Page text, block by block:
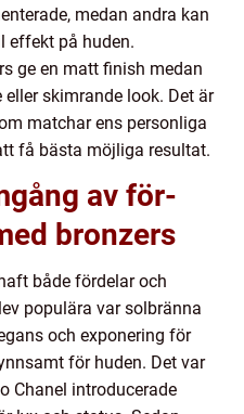
medan andra kan
effekt på huden.
ge en matt finish medan
skimrande look. Det är
matchar ens personliga
få bästa möjliga resultat.
av för-
bronzers
både fördelar och
populära var solbränna
och exponering för
för huden. Det var
Chanel introducerade